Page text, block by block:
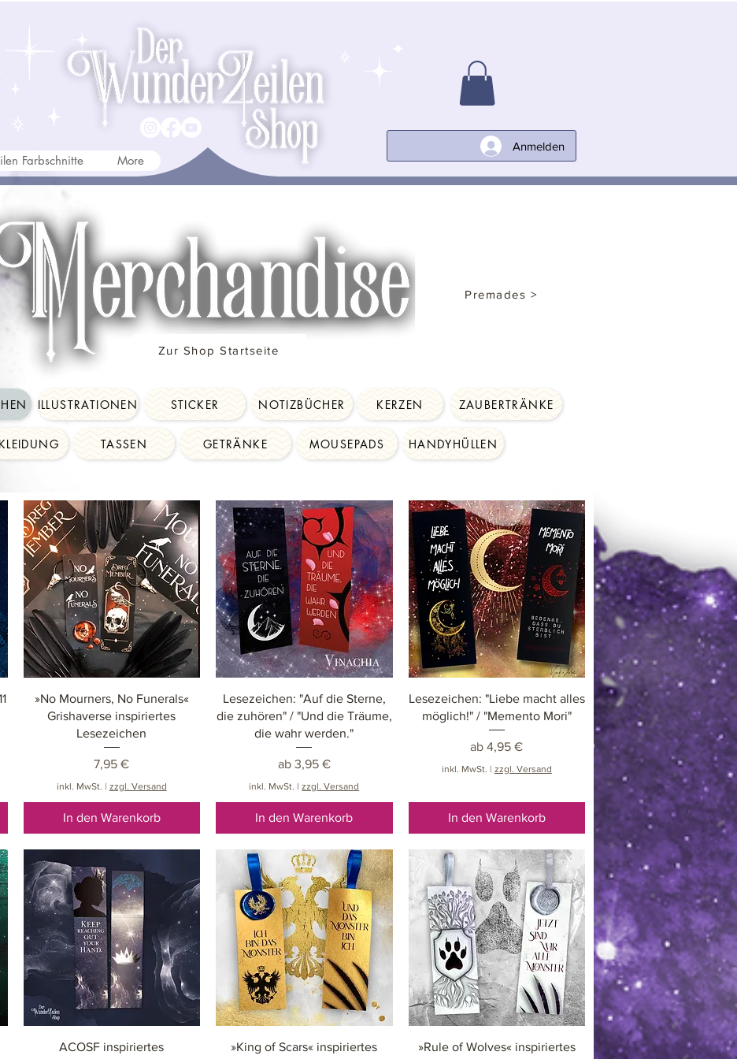
Anmelden
Farbschnitte More
Zur Shop Startseite
KERZEN
NOTIZBÜCHER
ILLUSTRATIONEN STICKER
Premades >
ZAUBERTRÄNKE
KLEIDUNG TASSEN GETRÄNKE MOUSEPADS HANDYHÜLLEN
Schnellansicht
»No Mourners, No Funerals«
Grishaverse inspiriertes
Lesezeichen
Preis
7,95 €
inkl. MwSt. | zzgl. Versand
In den Warenkorb
Schnellansicht
Lesezeichen: "Auf die Sterne,
die zuhören" / "Und die Träume,
die wahr werden."
ab 3,95 €
Sale-Preis
inkl. MwSt. |zzgl. Versand
In den Warenkorb
Schnellansicht
Lesezeichen: "Liebe macht alles
möglich!" / "Memento Mori"
ab4,95 €
Sale-Preis
inkl. MwSt. | zzgl. Versand
In den Warenkorb
Schnellansicht
ACOSF inspiriertes
Schnellansicht
»King of Scars« inspiriertes
Schnellansicht
»Rule of Wolves« inspiriertes